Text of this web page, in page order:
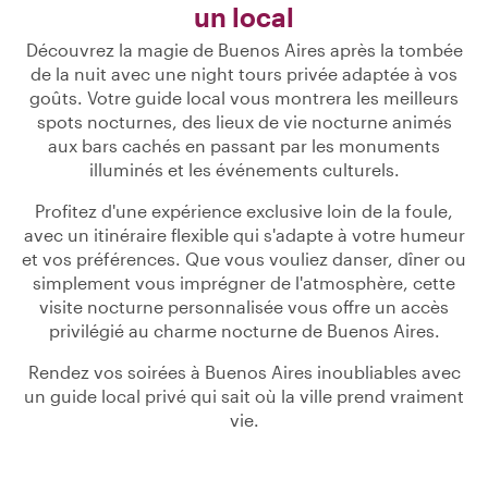
un local
Découvrez la magie de Buenos Aires après la tombée
de la nuit avec une night tours privée adaptée à vos
goûts. Votre guide local vous montrera les meilleurs
spots nocturnes, des lieux de vie nocturne animés
aux bars cachés en passant par les monuments
illuminés et les événements culturels.
Profitez d'une expérience exclusive loin de la foule,
avec un itinéraire flexible qui s'adapte à votre humeur
et vos préférences. Que vous vouliez danser, dîner ou
simplement vous imprégner de l'atmosphère, cette
visite nocturne personnalisée vous offre un accès
privilégié au charme nocturne de Buenos Aires.
Rendez vos soirées à Buenos Aires inoubliables avec
un guide local privé qui sait où la ville prend vraiment
vie.